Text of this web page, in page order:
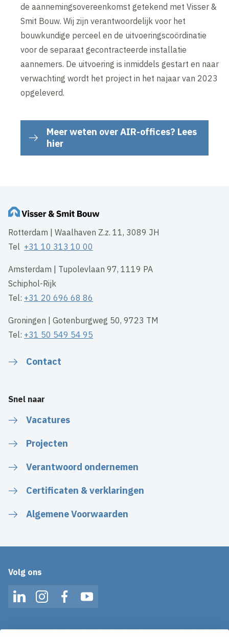
de aannemingsovereenkomst getekend met Visser &
Smit Bouw. Wij zijn verantwoordelijk voor het
bouwkundige perceel en de uitvoeringscoördinatie
voor de separaat gecontracteerde installatie
aannemers. De uitvoering is inmiddels gestart en naar
verwachting wordt het project in het najaar van 2023
opgeleverd.
Meer weten over AIR-offices? Lees
hier
Rotterdam | Waalhaven Z.z. 11, 3089 JH
Tel +31 10 313 10 00
Amsterdam | Tupolevlaan 97, 1119 PA
Schiphol-Rijk
Tel: +31 20 696 68 86
Groningen | Gotenburgweg 50, 9723 TM
Tel: +31 50 549 54 95
Contact
Snel naar
Vacatures
Projecten
Verantwoord ondernemen
Certificaten & verklaringen
Algemene Voorwaarden
Volg ons
LinkedInInstagramFacebookYouTube